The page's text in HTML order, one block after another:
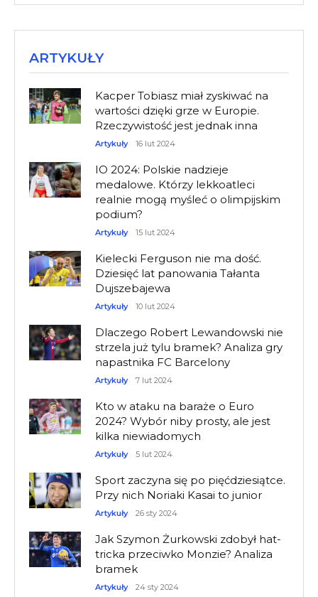
ARTYKUŁY
Kacper Tobiasz miał zyskiwać na
wartości dzięki grze w Europie.
Rzeczywistość jest jednak inna
Artykuły 16 lut 2024
IO 2024: Polskie nadzieje
medalowe. Którzy lekkoatleci
realnie mogą myśleć o olimpijskim
podium?
Artykuły 15 lut 2024
Kielecki Ferguson nie ma dość.
Dziesięć lat panowania Tałanta
Dujszebajewa
Artykuły 10 lut 2024
Dlaczego Robert Lewandowski nie
strzela już tylu bramek? Analiza gry
napastnika FC Barcelony
Artykuły 7 lut 2024
Kto w ataku na baraże o Euro
2024? Wybór niby prosty, ale jest
kilka niewiadomych
Artykuły 5 lut 2024
Sport zaczyna się po pięćdziesiątce.
Przy nich Noriaki Kasai to junior
Artykuły 26 sty 2024
Jak Szymon Żurkowski zdobył hat-
tricka przeciwko Monzie? Analiza
bramek
Artykuły 24 sty 2024